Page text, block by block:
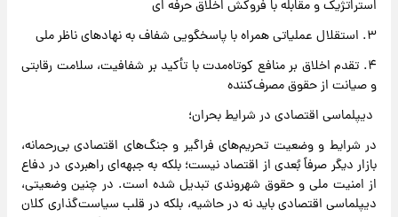
استراتژیک و مقابله با فروکش اخلاق حرفه ای
۳. استقلال عملیاتی همراه با پاسخگویی شفاف به نهادهای ناظر ملی
۴. تقدم اخلاق بر منافع کوتاه‌مدت با تأکید بر شفافیت، سلامت رقابتی
و صیانت از حقوق مصرف‌کننده
دیپلماسی اقتصادی در شرایط بحران؛
در شرایط و وضعیت تحریم‌های فراگیر و جنگ‌های اقتصادی بی‌رحمانه،
بازار دیگر صرفاً بُعدی از اقتصاد نیست؛ بلکه به جبهه‌ای راهبردی در دفاع
از امنیت ملی و حقوق شهروندی تبدیل شده است. در چنین وضعیتی،
دیپلماسی اقتصادی باید نه در حاشیه، بلکه در قلب سیاست‌گذاری کلان